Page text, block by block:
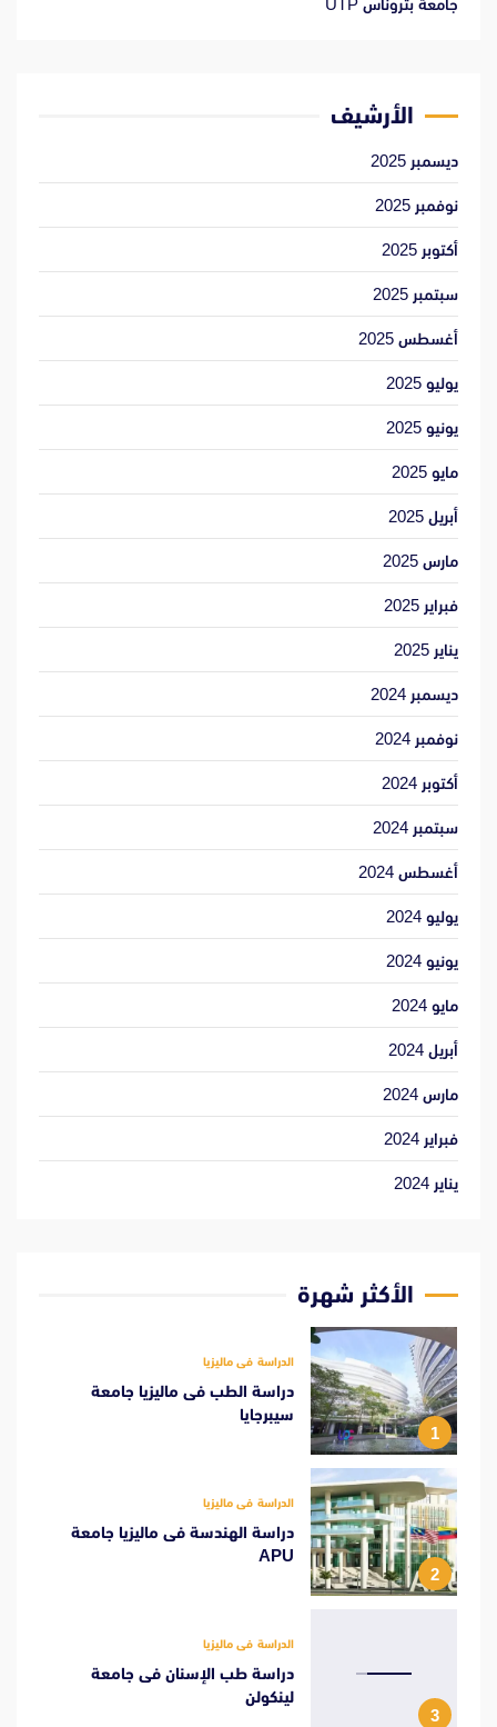
جامعة بتروناس UTP
الأرشيف
ديسمبر 2025
نوفمبر 2025
أكتوبر 2025
سبتمبر 2025
أغسطس 2025
يوليو 2025
يونيو 2025
مايو 2025
أبريل 2025
مارس 2025
فبراير 2025
يناير 2025
ديسمبر 2024
نوفمبر 2024
أكتوبر 2024
سبتمبر 2024
أغسطس 2024
يوليو 2024
يونيو 2024
مايو 2024
أبريل 2024
مارس 2024
فبراير 2024
يناير 2024
الأكثر شهرة
1
الدراسة فى ماليزيا
دراسة الطب فى ماليزيا جامعة
سيبرجايا
2
الدراسة فى ماليزيا
دراسة الهندسة فى ماليزيا جامعة
APU
3
الدراسة فى ماليزيا
دراسة طب الإسنان فى جامعة
لينكولن